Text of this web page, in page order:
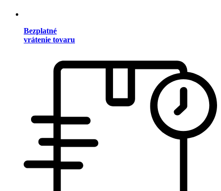
Bezplatné
vrátenie tovaru